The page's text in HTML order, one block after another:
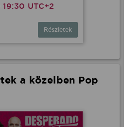
UTC+2
Részletek
a közelben Pop